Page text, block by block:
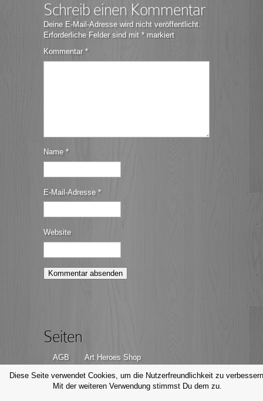
Schreib einen Kommentar
Deine E-Mail-Adresse wird nicht veröffentlicht.
Erforderliche Felder sind mit * markiert
Kommentar*
Name *
E-Mail-Adresse *
Website
Seiten
AGB
Art Heroes Shop
Datenschutzerklärung
Disclaimer
Impressum
Kontakt
Diese Seite verwendet Cookies, um die Nutzerfreundlichkeit zu
Mit der weiteren Verwendung stimmst Du dem zu.